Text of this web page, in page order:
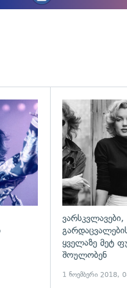
გადახედვა
ყველაზე მეტ
შოულობენ
1 ნოემბერი 2018,